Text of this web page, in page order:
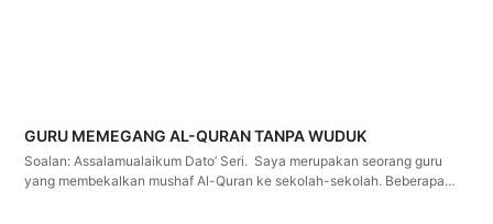
GURU MEMEGANG AL-QURAN TANPA WUDUK
Soalan: Assalamualaikum Dato’ Seri. Saya merupakan seorang guru
yang membekalkan mushaf Al-Quran ke sekolah-sekolah. Beberapa…